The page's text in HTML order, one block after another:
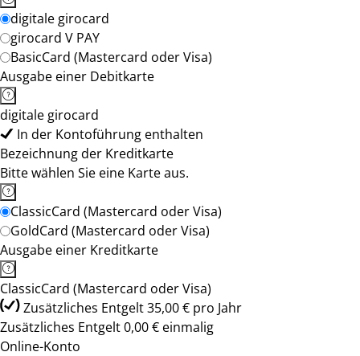
digitale girocard
girocard V PAY
BasicCard (Mastercard oder Visa)
Ausgabe einer Debitkarte
digitale girocard
In der Kontoführung enthalten
Bezeichnung der Kreditkarte
Bitte wählen Sie eine Karte aus.
ClassicCard (Mastercard oder Visa)
GoldCard (Mastercard oder Visa)
Ausgabe einer Kreditkarte
ClassicCard (Mastercard oder Visa)
Zusätzliches Entgelt 35,00 € pro Jahr
Zusätzliches Entgelt 0,00 € einmalig
Online-Konto